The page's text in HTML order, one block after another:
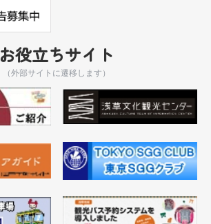
お役立ちサイト
（外部サイトに遷移します）